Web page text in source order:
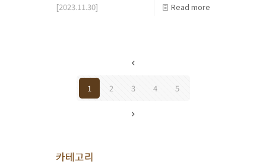
[2023.11.30] Read more
1 2 3 4 5
카테고리